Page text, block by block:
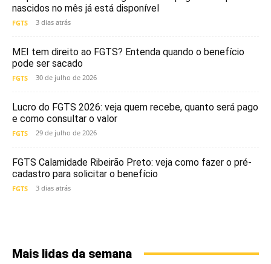
nascidos no mês já está disponível
FGTS 3 dias atrás
MEI tem direito ao FGTS? Entenda quando o benefício
pode ser sacado
FGTS 30 de julho de 2026
Lucro do FGTS 2026: veja quem recebe, quanto será pago
e como consultar o valor
FGTS 29 de julho de 2026
FGTS Calamidade Ribeirão Preto: veja como fazer o pré-
cadastro para solicitar o benefício
FGTS 3 dias atrás
Mais lidas da semana